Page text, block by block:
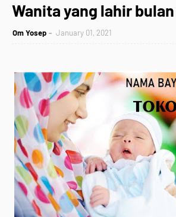
Wanita yang lahir
Om Yosep January 01, 2021